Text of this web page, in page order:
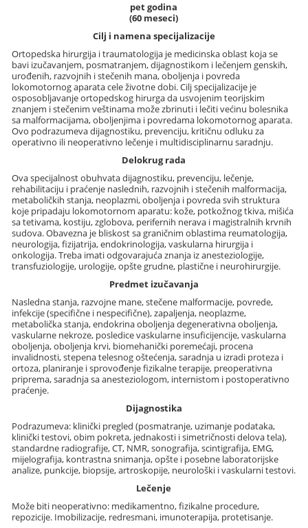
pet godina
(60 meseci)
Cilj i namena specijalizacije
Ortopedska hirurgija i traumatologija je medicinska oblast koja se
bavi izučavanjem, posmatranjem, dijagnostikom i lečenjem genskih,
urođenih, razvojnih i stečenih mana, oboljenja i povreda
lokomotornog aparata cele životne dobi. Cilj specijalizacije je
osposobljavanje ortopedskog hirurga da usvojenim teorijskim
znanjem i stečenim veštinama može zbrinuti i lečiti većinu bolesnika
sa malformacijama, oboljenjima i povredama lokomotornog aparata.
Ovo podrazumeva dijagnostiku, prevenciju, kritičnu odluku za
operativno ili neoperativno lečenje i multidisciplinarnu saradnju.
Delokrug rada
Ova specijalnost obuhvata dijagnostiku, prevenciju, lečenje,
rehabilitaciju i praćenje naslednih, razvojnih i stečenih malformacija,
metaboličkih stanja, neoplazmi, oboljenja i povreda svih struktura
koje pripadaju lokomotornom aparatu: kože, potkožnog tkiva, mišića
sa tetivama, kostiju, zglobova, perifernih nerava i magistralnih krvnih
sudova. Obavezna je bliskost sa graničnim oblastima reumatologija,
neurologija, fizijatrija, endokrinologija, vaskularna hirurgija i
onkologija. Treba imati odgovarajuća znanja iz anesteziologije,
transfuziologije, urologije, opšte grudne, plastične i neurohirurgije.
Predmet izučavanja
Nasledna stanja, razvojne mane, stečene malformacije, povrede,
infekcije (specifične i nespecifične), zapaljenja, neoplazme,
metabolička stanja, endokrina oboljenja degenerativna oboljenja,
vaskularne nekroze, posledice vaskularne insuficijencije, vaskularna
oboljenja, oboljenja krvi, biomehanički poremećaji, procena
invalidnosti, stepena telesnog oštećenja, saradnja u izradi proteza i
ortoza, planiranje i sprovođenje fizikalne terapije, preoperativna
priprema, saradnja sa anesteziologom, internistom i postoperativno
praćenje.
Dijagnostika
Podrazumeva: klinički pregled (posmatranje, uzimanje podataka,
klinički testovi, obim pokreta, jednakosti i simetričnosti delova tela),
standardne radiografije, CT, NMR, sonografija, scintigrafija, EMG,
mijelografija, kontrastna snimanja, opšte i posebne laboratorijske
analize, punkcije, biopsije, artroskopije, neurološki i vaskularni testovi.
Lečenje
Može biti neoperativno: medikamentno, fizikalne procedure,
repozicije. Imobilizacije, redresmani, imunoterapija, protetisanje.